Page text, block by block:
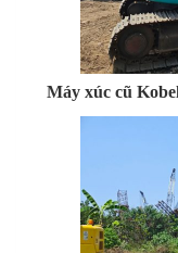
Máy xúc cũ